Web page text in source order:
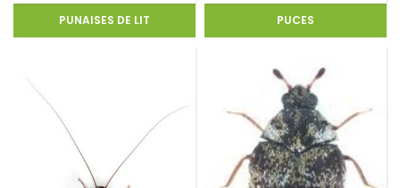
PUNAISES DE LIT PUCES